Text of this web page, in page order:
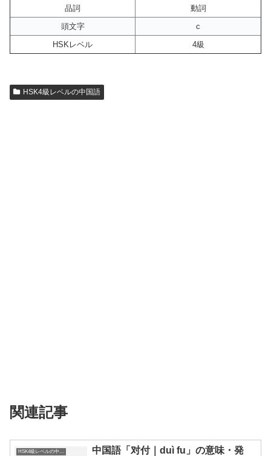
品詞
動詞
頭文字
c
HSKレベル
4級
HSK4級レベルの中国語
関連記事
中国語「对付｜duì fu」の意味・発